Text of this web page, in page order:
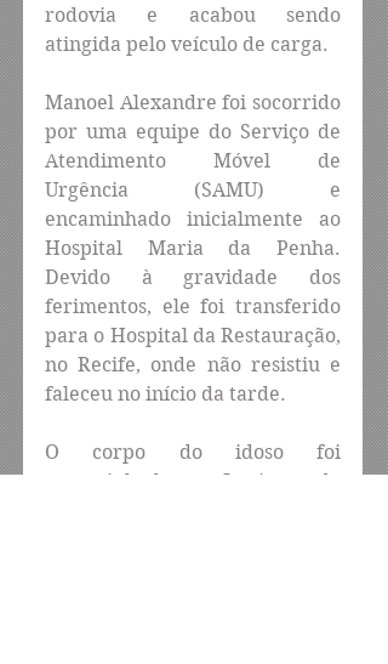
rodovia e acabou sendo
atingida pelo veículo de carga.
Manoel Alexandre foi socorrido
por uma equipe do Serviço de
Atendimento Móvel de
Urgência (SAMU) e
encaminhado inicialmente ao
Hospital Maria da Penha.
Devido à gravidade dos
ferimentos, ele foi transferido
para o Hospital da Restauração,
no Recife, onde não resistiu e
faleceu no início da tarde.
O corpo do idoso foi
encaminhado ao Instituto de